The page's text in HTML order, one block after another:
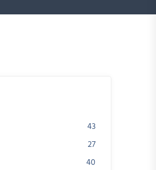
43
27
40